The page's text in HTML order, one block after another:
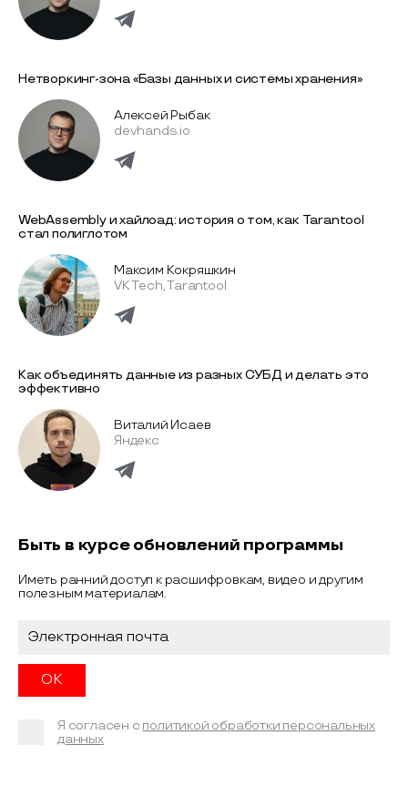
Нетворкинг-зона «Базы данных и системы хранения»
Алексей Рыбак
devhands.io
WebAssembly и хайлоад: история о том, как Tarantool
стал полиглотом
Максим Кокряшкин
VK Tech, Tarantool
Как объединять данные из разных СУБД и делать это
эффективно
Виталий Исаев
Яндекс
Быть в курсе обновлений программы
Иметь ранний доступ к расшифровкам, видео и другим
полезным материалам.
Я согласен с политикой обработки персональных
данных